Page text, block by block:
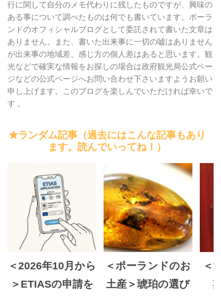
行に関して自分のメモ代わりに残したものですが、興味の
ある事について調べたものは何でも書いています。ポーラ
ンドのオフィシャルブログとして委託されて書いた文章は
ありません。また、書いた出来事に一切の嘘はありません
が出来事の地域差、感じ方の個人差はあると思います。観
光などで確実な情報をお探しの場合は政府観光局公式ペー
ジなどの公式ページへお問い合わせ下さいますようお願い
申し上げます。このブログを楽しんでいただければ幸いで
す 。
★ランダム記事（過去にはこんな記事もあり
ます。読んでいってね！）
＜2026年10月から
＞ETIASの申請を
＜ポーランドのお
土産＞琥珀の選び
＜